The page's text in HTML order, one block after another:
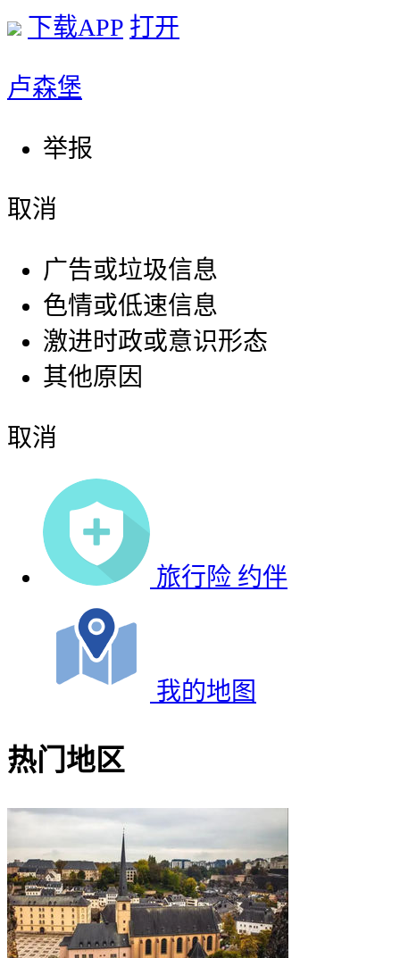
下载APP 打开
卢森堡
举报
取消
广告或垃圾信息
色情或低速信息
激进时政或意识形态
其他原因
取消
旅行险 约伴
我的地图
热门地区